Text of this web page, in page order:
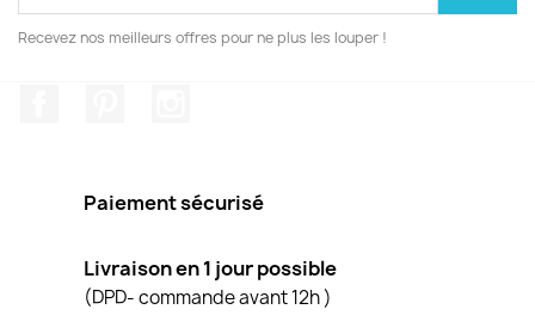
Recevez nos meilleurs offres pour ne plus les louper !
Paiement sécurisé
Livraison en 1 jour possible
(DPD- commande avant 12h )